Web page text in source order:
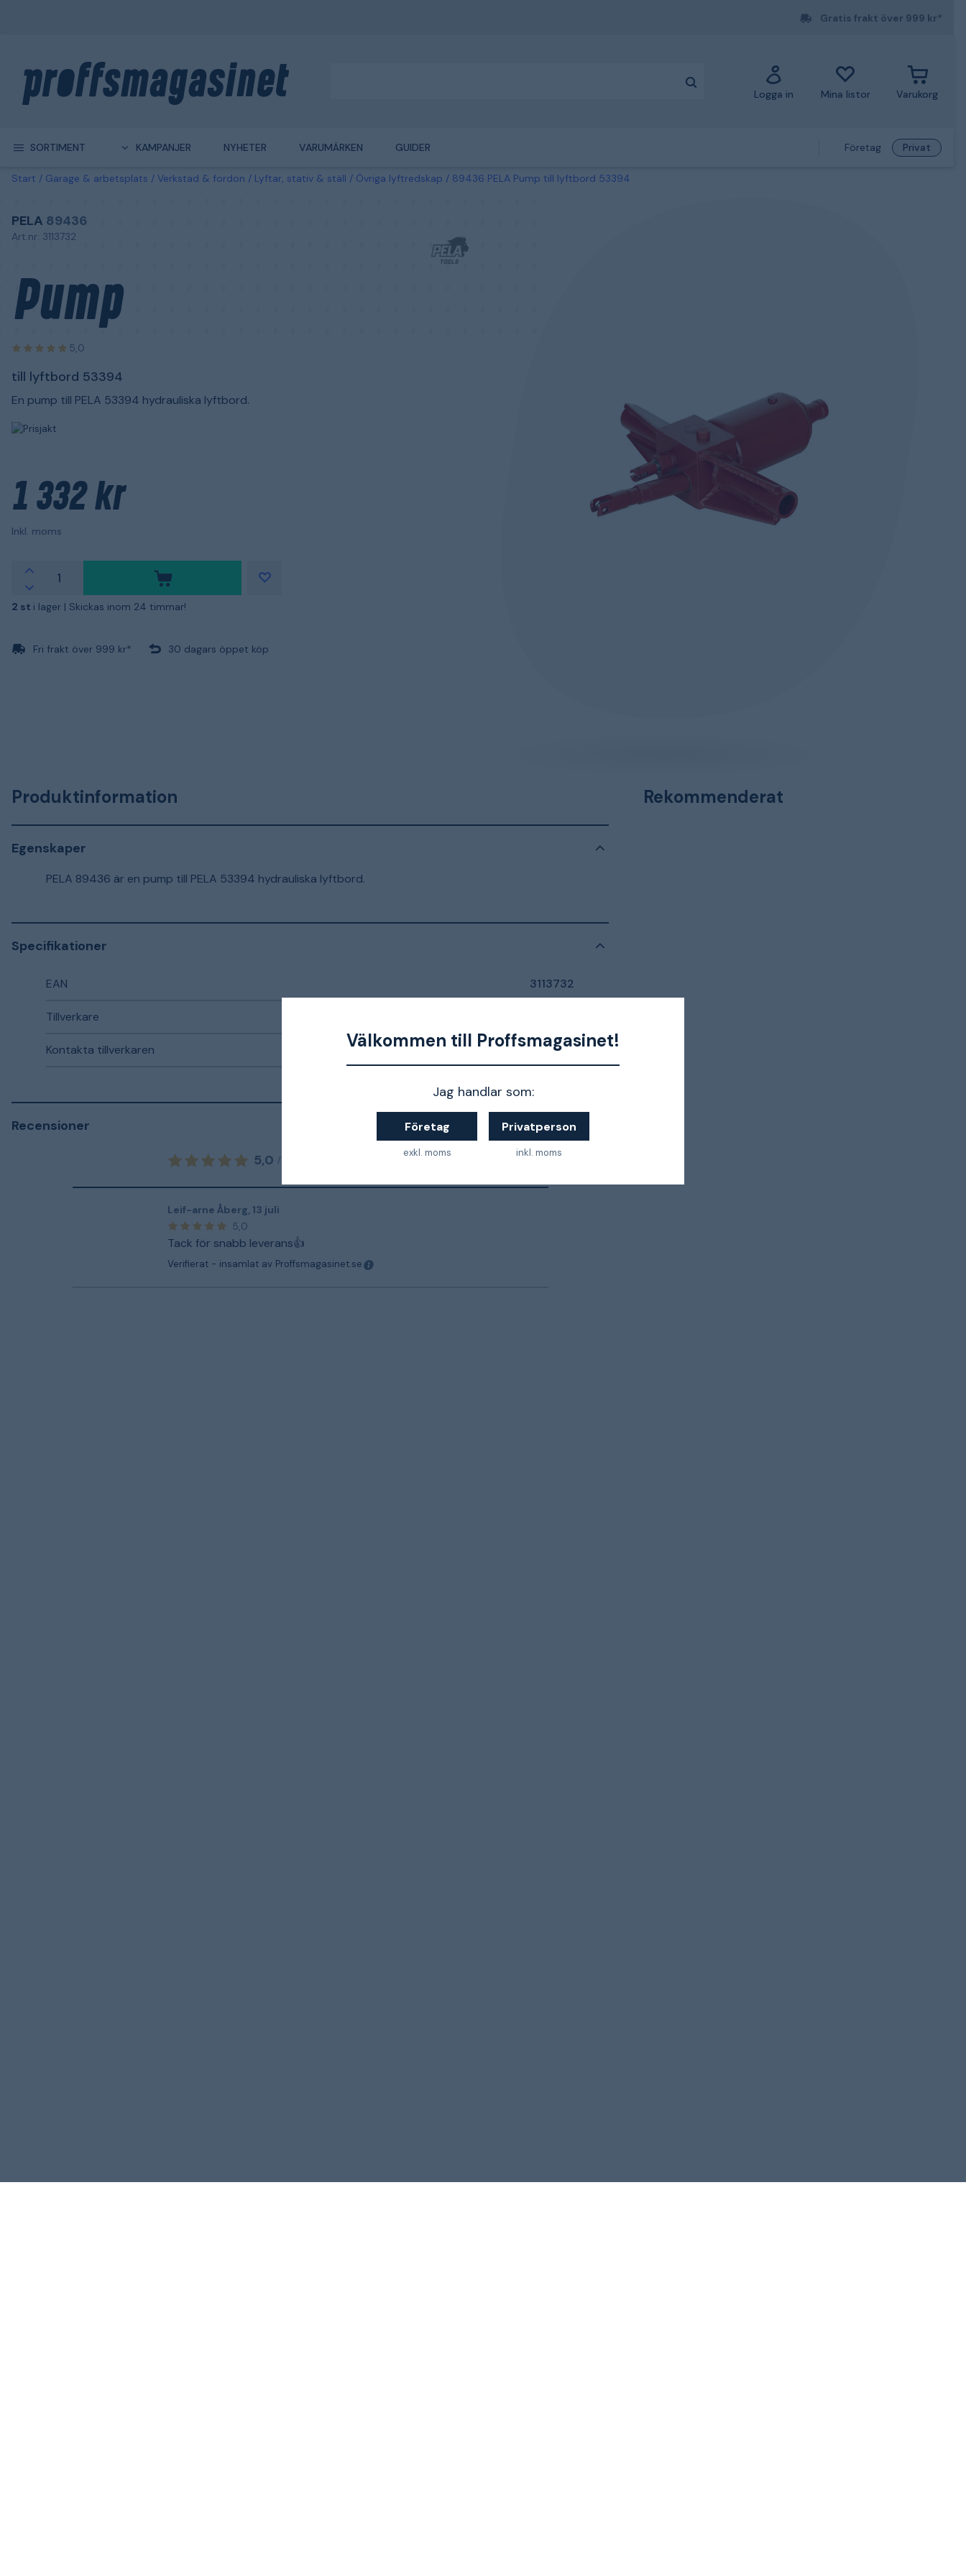
Välkommen till Proffsmagasinet!
Jag handlar som:
Företag
exkl. moms
Privatperson
inkl. moms
Gratis frakt över 999 kr*
Logga in Mina listor Varukorg
SORTIMENT KAMPANJER NYHETER VARUMÄRKEN GUIDER Företag Privat
Start Garage & arbetsplats Verkstad & fordon Lyftar, stativ & ställ Övriga lyftredskap 89436 PELA Pump till lyftbord 53394
PELA 89436
Art.nr: 3113732
Pump
5,0
till lyftbord 53394
En pump till PELA 53394 hydrauliska lyftbord.
1 332 kr
Inkl. moms
2 st i lager | Skickas inom 24 timmar!
Fri frakt över 999 kr* 30 dagars öppet köp
Produktinformation
Egenskaper
PELA 89436 är en pump till PELA 53394 hydrauliska lyftbord.
Specifikationer
EAN 3113732
Tillverkare
Kontakta tillverkaren Kontakta oss för mer information
Recensioner
5,0 /
Leif-arne Åberg, 13 juli
5,0
Tack för snabb leverans👍
Verifierat - insamlat av Proffsmagasinet.se
Rekommenderat